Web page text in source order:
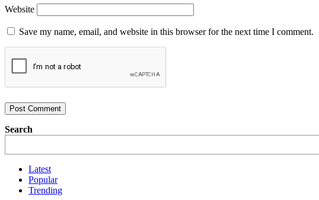
Website
Save my name, email, and website in this browser for the next time I comment.
Search
Latest
Popular
Trending